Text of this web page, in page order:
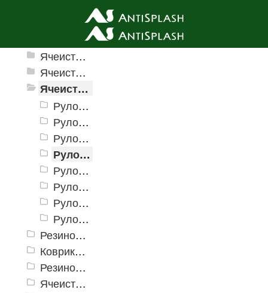
Ячеистые грязезащитные покрытия
Ячеистые грязезащитные покрытия «Домино»
Ячеистое модульное покрытие «Прима» (Антикаблук)
Ячеистые грязезащитные покрытия «Змейка» (Zig-Zag)
Рулонное покрытие «Змейка» 0,9 х 15 м (h = 4 мм)
Рулонное покрытие «Змейка» 1,2 х 15 м (h = 4 мм)
Рулонное покрытие «Змейка» 0,9 х 10 м (h = 5 мм)
Рулонное покрытие «Змейка» 0,9 х 15 м (h = 5мм)
Рулонное покрытие «Змейка» 1,2 х 15 м (h = 5 мм)
Рулонное покрытие «Змейка» 0,9 х 10 м (h = 8 мм)
Рулонное покрытие «Змейка» 0,9 х 12 м (h = 8 мм)
Рулонное покрытие «Змейка» 1,2 х 12 м (h = 8 мм)
Резиновые коврики и дорожки «Restorant»
Коврики PinMat Волна
Резиновые коврики Шашки
Ячеистое модульное грязезащитное покрытие «Optima Duos»